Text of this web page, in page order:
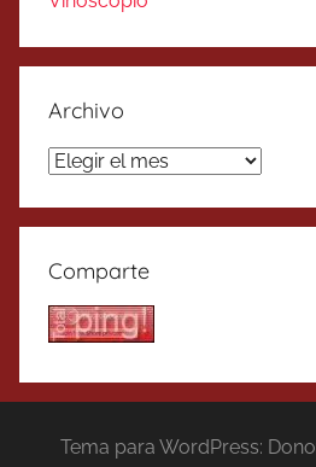
Archivo
Archivo
Comparte
Tema para WordPress: